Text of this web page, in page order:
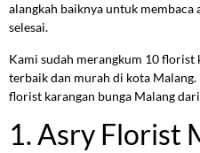
alangkah baiknya untuk
selesai.
Kami sudah merangkum 10 florist
terbaik dan murah di kota
florist karangan bunga Malang
1. Asry Florist